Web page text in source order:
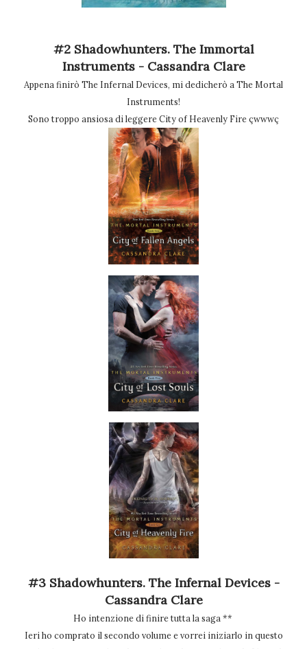
#2 Shadowhunters. The Immortal
Instruments - Cassandra Clare
Appena finirò The Infernal Devices, mi dedicherò a The Mortal
Instruments!
Sono troppo ansiosa di leggere City of Heavenly Fire çwwwç
#3 Shadowhunters. The Infernal Devices -
Cassandra Clare
Ho intenzione di finire tutta la saga **
Ieri ho comprato il secondo volume e vorrei iniziarlo in questo